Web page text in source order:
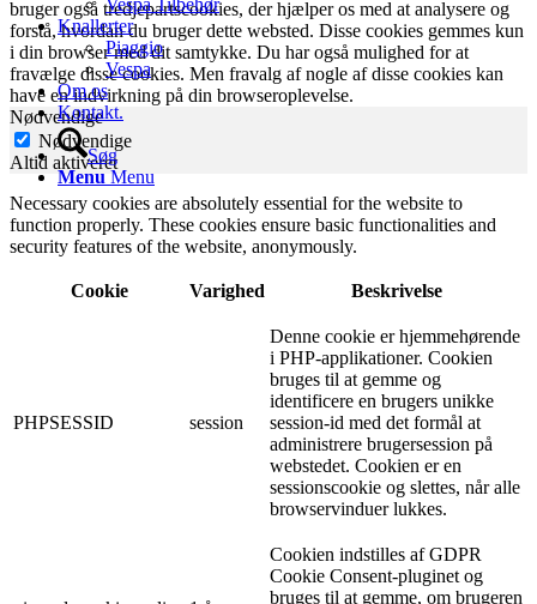
Vespa Tilbehør
Knallerter
Piaggio
Vespa
Om os
Kontakt.
Søg
Menu Menu
bruger også tredjepartscookies, der hjælper os med at analysere og
forstå, hvordan du bruger dette websted. Disse cookies gemmes kun
i din browser med dit samtykke. Du har også mulighed for at
fravælge disse cookies. Men fravalg af nogle af disse cookies kan
have en indvirkning på din browseroplevelse.
Nødvendige
Nødvendige
Altid aktiveret
Necessary cookies are absolutely essential for the website to
function properly. These cookies ensure basic functionalities and
security features of the website, anonymously.
Cookie Varighed Beskrivelse
PHPSESSID session
Denne cookie er hjemmehørende
i PHP-applikationer. Cookien
bruges til at gemme og
identificere en brugers unikke
session-id med det formål at
administrere brugersession på
webstedet. Cookien er en
sessionscookie og slettes, når alle
browservinduer lukkes.
Cookien indstilles af GDPR
Cookie Consent-pluginet og
bruges til at gemme, om brugeren